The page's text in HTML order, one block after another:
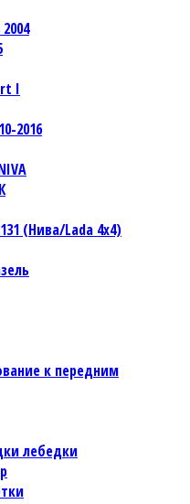
I
2016
(Нива/Lada 4х4)
к передним
лебедки